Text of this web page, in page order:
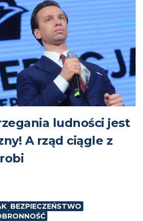
ludności jest
A rząd ciągle z
BEZPIECZEŃSTWO